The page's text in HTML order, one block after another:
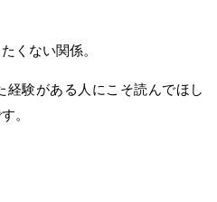
くない関係。
経験がある人にこそ読んでほし
。